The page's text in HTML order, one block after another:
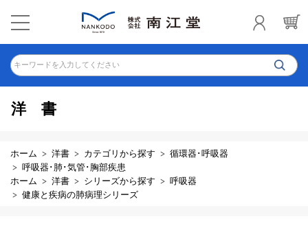
キーワードを入力してください
洋書
ホーム 洋書 カテゴリから探す
循環器･呼吸器
呼吸器･肺･気管･胸部疾患
ホーム
洋書 シリーズから探す
呼吸器
健康と疾病の肺病理シリーズ